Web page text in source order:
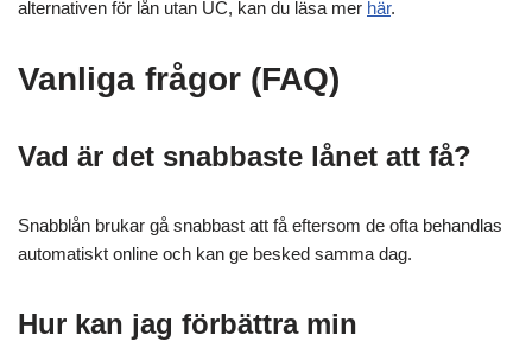
alternativen för lån utan UC, kan du läsa mer här.
Vanliga frågor (FAQ)
Vad är det snabbaste lånet att få?
Snabblån brukar gå snabbast att få eftersom de ofta behandlas
automatiskt online och kan ge besked samma dag.
Hur kan jag förbättra min